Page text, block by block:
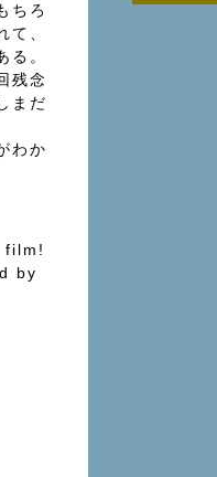
ちろ
て、
る。
残念
まだ
わか
film!
by